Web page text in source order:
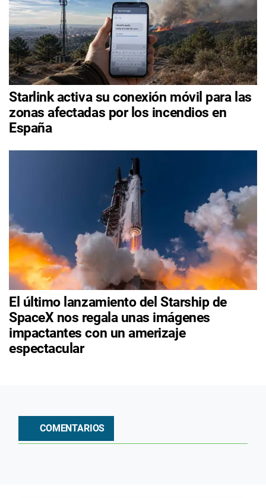
Starlink activa su conexión móvil para las
zonas afectadas por los incendios en
España
El último lanzamiento del Starship de
SpaceX nos regala unas imágenes
impactantes con un amerizaje
espectacular
COMENTARIOS